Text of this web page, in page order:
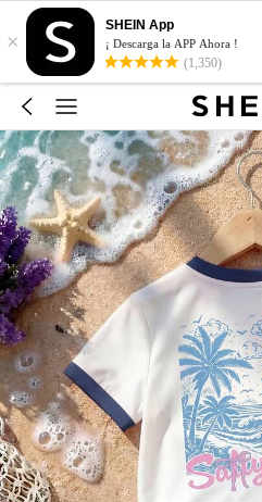
×
SHEIN App
¡ Descarga la APP Ahora !
(1,350)